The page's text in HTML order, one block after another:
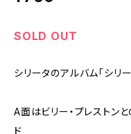
SOLD OUT
シリータのアルバム「シリ
A面はビリー・プレストン
ド